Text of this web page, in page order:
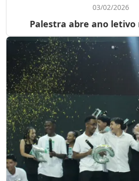
03/02/2026
Palestra abre ano letivo